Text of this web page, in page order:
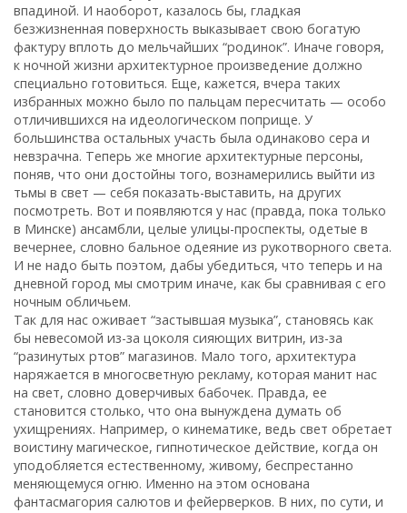
впадиной. И наоборот, казалось бы, гладкая
безжизненная поверхность выказывает свою богатую
фактуру вплоть до мельчайших “родинок”. Иначе говоря,
к ночной жизни архитектурное произведение должно
специально готовиться. Еще, кажется, вчера таких
избранных можно было по пальцам пересчитать — особо
отличившихся на идеологическом поприще. У
большинства остальных участь была одинаково сера и
невзрачна. Теперь же многие архитектурные персоны,
поняв, что они достойны того, вознамерились выйти из
тьмы в свет — себя показать-выставить, на других
посмотреть. Вот и появляются у нас (правда, пока только
в Минске) ансамбли, целые улицы-проспекты, одетые в
вечернее, словно бальное одеяние из рукотворного света.
И не надо быть поэтом, дабы убедиться, что теперь и на
дневной город мы смотрим иначе, как бы сравнивая с его
ночным обличьем.
Так для нас оживает “застывшая музыка”, становясь как
бы невесомой из-за цоколя сияющих витрин, из-за
“разинутых ртов” магазинов. Мало того, архитектура
наряжается в многосветную рекламу, которая манит нас
на свет, словно доверчивых бабочек. Правда, ее
становится столько, что она вынуждена думать об
ухищрениях. Например, о кинематике, ведь свет обретает
воистину магическое, гипнотическое действие, когда он
уподобляется естественному, живому, беспрестанно
меняющемуся огню. Именно на этом основана
фантасмагория салютов и фейерверков. В них, по сути, и